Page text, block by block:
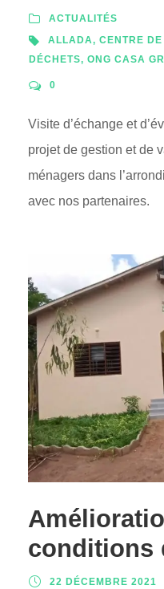
ACTUALITÉS
ALLADA, CENTRE
DÉCHETS, ONG CASA
0
Visite d’échange et
projet de gestion et de
ménagers dans
avec nos partenaires.
conditions
22 DÉCEMBRE 2021